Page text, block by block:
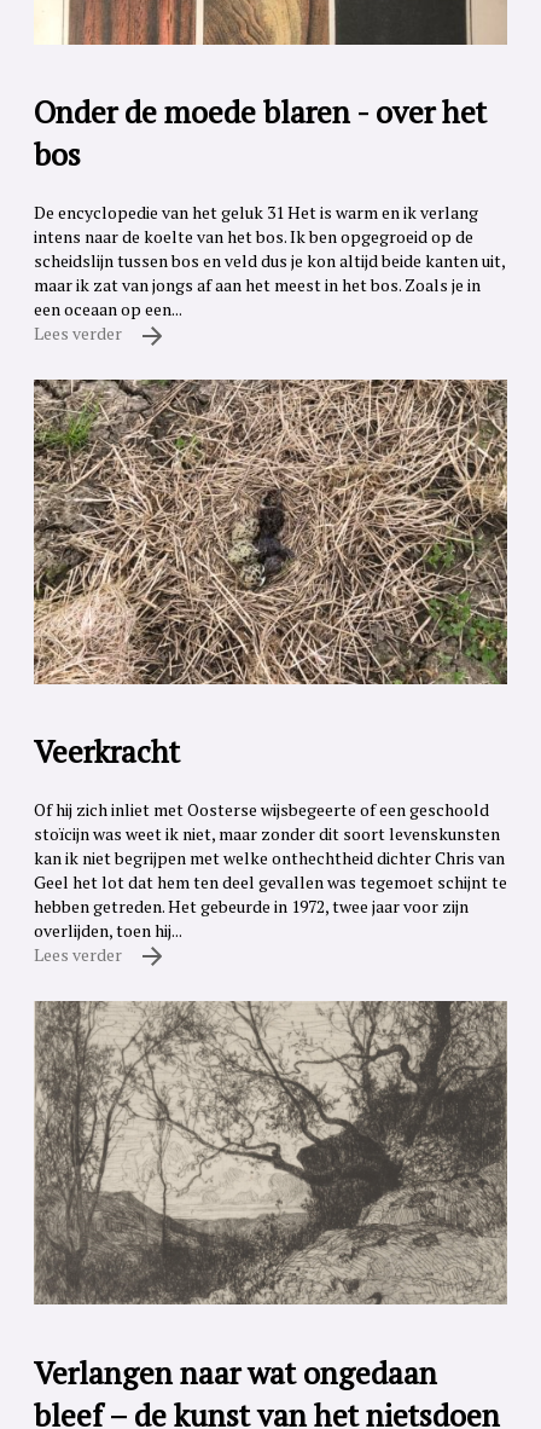
Onder de moede blaren - over het
bos
De encyclopedie van het geluk 31 Het is warm en ik verlang
intens naar de koelte van het bos. Ik ben opgegroeid op de
scheidslijn tussen bos en veld dus je kon altijd beide kanten uit,
maar ik zat van jongs af aan het meest in het bos. Zoals je in
een oceaan op een...
Lees verder
Veerkracht
Of hij zich inliet met Oosterse wijsbegeerte of een geschoold
stoïcijn was weet ik niet, maar zonder dit soort levenskunsten
kan ik niet begrijpen met welke onthechtheid dichter Chris van
Geel het lot dat hem ten deel gevallen was tegemoet schijnt te
hebben getreden. Het gebeurde in 1972, twee jaar voor zijn
overlijden, toen hij...
Lees verder
Verlangen naar wat ongedaan
bleef – de kunst van het nietsdoen